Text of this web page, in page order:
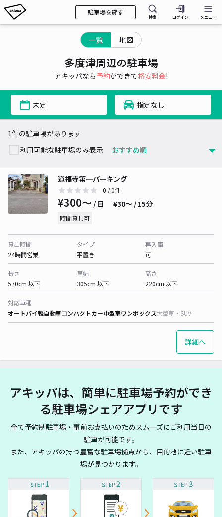
駐車場を貸す
検索 ログイン メニュー
一覧 地図
多度津周辺の駐車場
アキッパなら予約ができて格安料金!
未定 指定なし
1件の駐車場があります
利用可能な駐車場のみ表示
道福寺第一パーキング
0 / 0件
¥300〜 / 日 ¥30〜 / 15分
時間貸し可
貸出時間
24時間営業
タイプ
平置き
再入庫
可
長さ
570cm 以下
車幅
305cm 以下
高さ
220cm 以下
対応車種
オートバイ軽自動車コンパクトカー中型車ワンボックス大型車・SUV
詳細へ
アキッパは、簡単に駐車場予約ができ
る駐車場シェアアプリです
全て予約制駐車場・事前お支払いのためスムーズにご利用当日の
駐車が可能です。
また、アキッパの持つ豊富な駐車場拠点から、目的地に近い駐車
場が見つかります。